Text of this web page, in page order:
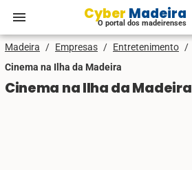
menu Cyber Madeira
O portal dos madeirenses
Madeira / Empresas / Entretenimento /
Cinema na Ilha da Madeira
Cinema na Ilha da Madeira